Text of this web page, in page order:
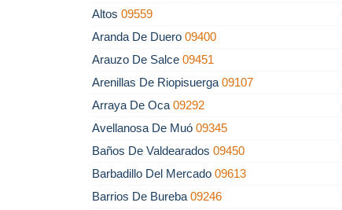
Altos 09559
Aranda De Duero 09400
Arauzo De Salce 09451
Arenillas De Riopisuerga 09107
Arraya De Oca 09292
Avellanosa De Muó 09345
Baños De Valdearados 09450
Barbadillo Del Mercado 09613
Barrios De Bureba 09246